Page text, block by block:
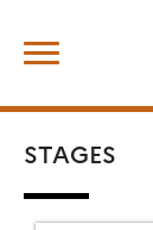
content
STAGES